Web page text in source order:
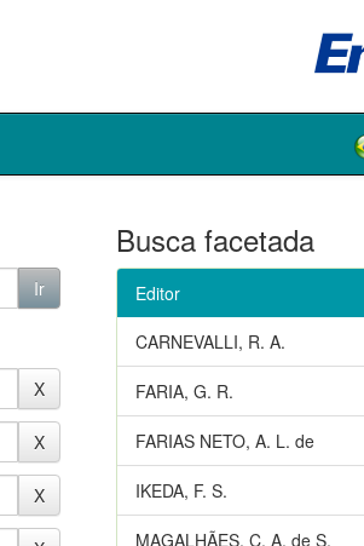
Busca facetada
Editor
CARNEVALLI, R. A.
FARIA, G. R.
FARIAS NETO, A. L. de
IKEDA, F. S.
MAGALHÃES, C. A. de S.